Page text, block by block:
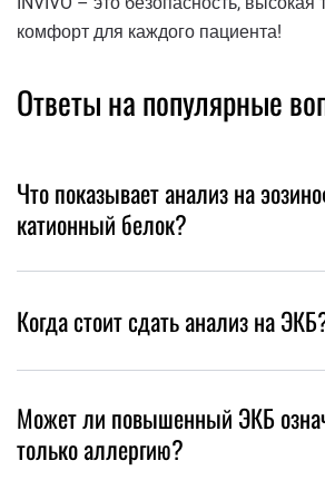
комфорт для каждого пациента!
Ответы на популярные
Что показывает анализ на
катионный белок?
Когда стоит сдать анализ на
Может ли повышенный ЭКБ
только аллергию?